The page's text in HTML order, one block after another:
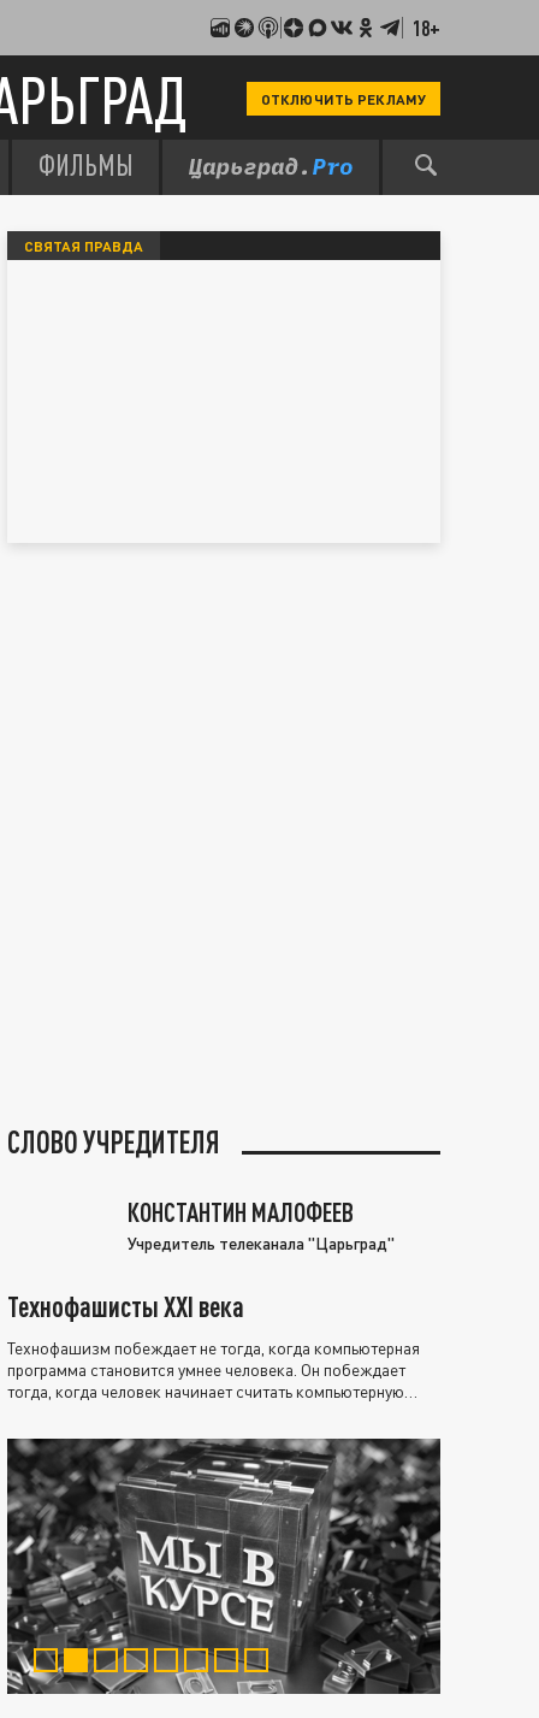
18+
ОТКЛЮЧИТЬ РЕКЛАМУ
ФИЛЬМЫ
СВЯТАЯ ПРАВДА
СЛОВО УЧРЕДИТЕЛЯ
КОНСТАНТИН МАЛОФЕЕВ
Учредитель телеканала "Царьград"
Технофашисты XXI века
Технофашизм побеждает не тогда, когда компьютерная
программа становится умнее человека. Он побеждает
тогда, когда человек начинает считать компьютерную